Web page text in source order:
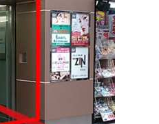
VIDEO
ภาพประทับใจ